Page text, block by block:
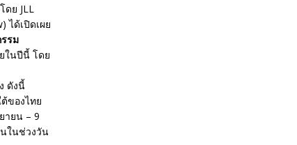
ดย JLL
ได้เปิดเผย
รม
ในปีนี้ โดย
ดังนี้
ของไทย
ายน – 9
ในช่วงวัน